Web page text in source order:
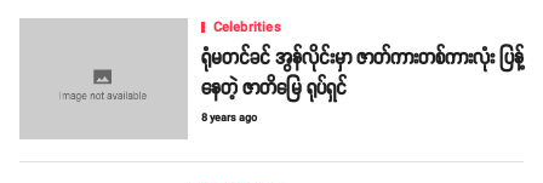
Celebrities
ရုံမတင်ခင် အွန်လိုင်းမှာ ဇာတ်ကားတစ်ကားလုံး ပြန့်
နေတဲ့ ဇာတိမြေ ရုပ်ရှင်
8 years ago